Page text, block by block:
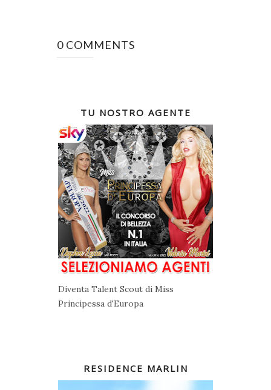
0 COMMENTS
TU NOSTRO AGENTE
Diventa Talent Scout di Miss
Principessa d'Europa
RESIDENCE MARLIN